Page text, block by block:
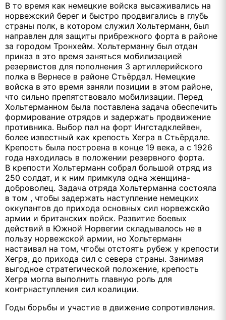
В то время как немецкие войска высаживались на
норвежский берег и быстро продвигались в глубь
страны полк, в котором служил Хольтерманн, был
направлен для защиты прибрежного форта в районе
за городом Тронхейм. Хольтерманну был отдан
приказ в это время заняться мобилизацией
резервистов для пополнения 3 артиллерийского
полка в Вернесе в районе Стьёрдал. Немецкие
войска в это время заняли позиции в этом районе,
что сильно препятствовало мобилизации. Перед
Хольтерманном была поставлена задача обеспечить
формирование отрядов и задержать продвижение
противника. Выбор пал на форт Ингстадклейвен,
более известный как крепость Хегра в Стьёрдале.
Крепость была построена в конце 19 века, а с 1926
года находилась в положении резервного форта.
В крепости Хольтерманн собрал большой отряд из
250 солдат, и к ним примкула одна женщина-
доброволец. Задача отряда Хольтерманна состояла
в том , чтобы задержать наступление немецких
оккупантов до прихода основных сил норвежскйо
армии и британских войск. Развитие боевых
действий в Южной Норвегии складывалось не в
пользу норвежской армии, но Хольтерманн
настаивал на том, чтобы отстоять рубеж у крепости
Хегра, до прихода сил с севера страны. Занимая
выгодное стратегической положение, крепость
Хегра могла выполнить главную роль для
контрнаступления сил коалиции.
Годы борьбы и участие в движение сопротивления.